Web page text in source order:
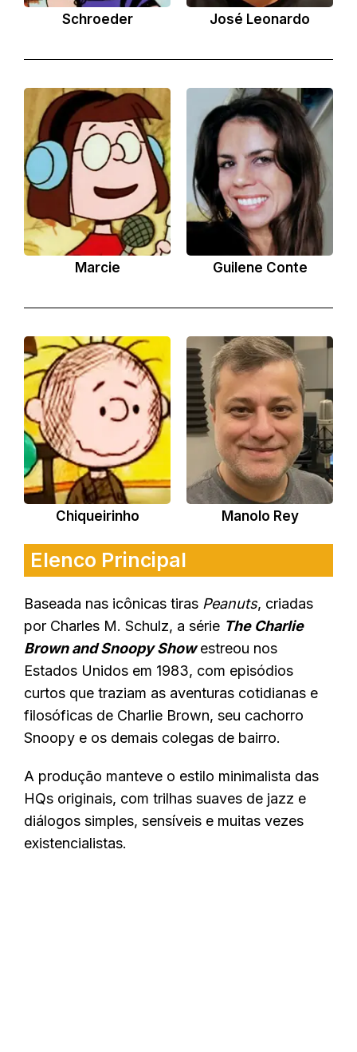
Schroeder José Leonardo
Marcie Guilene Conte
Chiqueirinho Manolo Rey
Elenco Principal
Baseada nas icônicas tiras Peanuts, criadas
por Charles M. Schulz, a série The Charlie
Brown and Snoopy Showestreou nos
Estados Unidos em 1983, com episódios
curtos que traziam as aventuras cotidianas e
filosóficas de Charlie Brown, seu cachorro
Snoopy e os demais colegas de bairro.
A produção manteve o estilo minimalista das
HQs originais, com trilhas suaves de jazz e
diálogos simples, sensíveis e muitas vezes
existencialistas.